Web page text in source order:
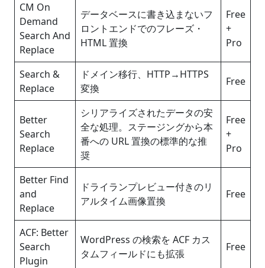
CM On
Demand
Search And
Replace
データベースに書き込まないフ
ロントエンドでのフレーズ・
HTML 置換
Free
+
Pro
Search &
Replace
ドメイン移行、HTTP→HTTPS
変換
Free
Better
Search
Replace
シリアライズされたデータの安
全な処理。ステージングから本
番への URL 置換の標準的な推
奨
Free
+
Pro
Better Find
and
Replace
ドライランプレビュー付きのリ
アルタイム画像置換
Free
ACF: Better
Search
Plugin
WordPress の検索を ACF カス
タムフィールドにも拡張
Free